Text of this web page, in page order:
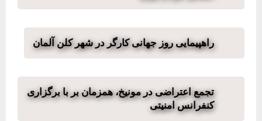
راهپیمایی روز جهانی کارگر در شهر کلن آلمان
تجمع اعتراضی در مونیخ، همزمان بر با برگزاری
کنفرانس امنیتی